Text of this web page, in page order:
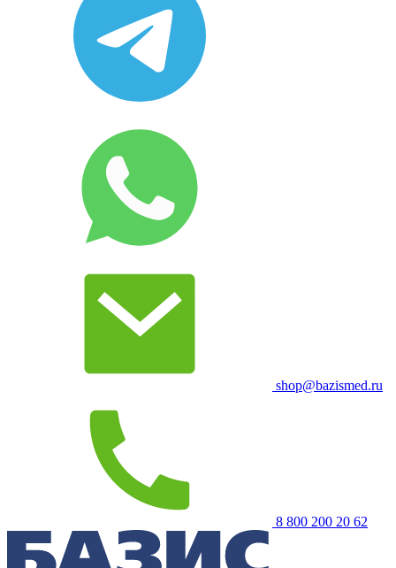
shop@bazismed.ru
8 800 200 20 62